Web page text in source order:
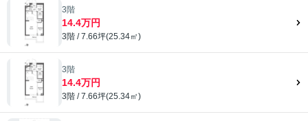
3階
14.4万円
3階 / 7.66坪(25.34㎡)
3階
14.4万円
3階 / 7.66坪(25.34㎡)